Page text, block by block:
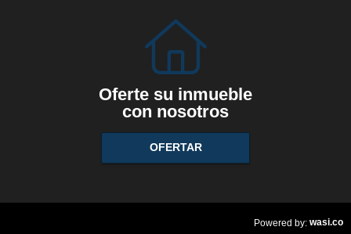
Oferte su inmueble
con nosotros
OFERTAR
Powered by: wasi.co